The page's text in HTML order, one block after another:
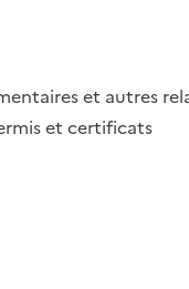
et autres
et certificats